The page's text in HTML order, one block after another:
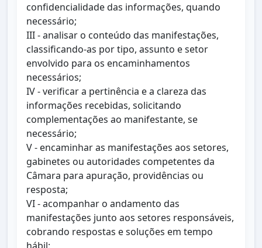
confidencialidade das informações, quando
necessário;
III - analisar o conteúdo das manifestações,
classificando-as por tipo, assunto e setor
envolvido para os encaminhamentos
necessários;
IV - verificar a pertinência e a clareza das
informações recebidas, solicitando
complementações ao manifestante, se
necessário;
V - encaminhar as manifestações aos setores,
gabinetes ou autoridades competentes da
Câmara para apuração, providências ou
resposta;
VI - acompanhar o andamento das
manifestações junto aos setores responsáveis,
cobrando respostas e soluções em tempo